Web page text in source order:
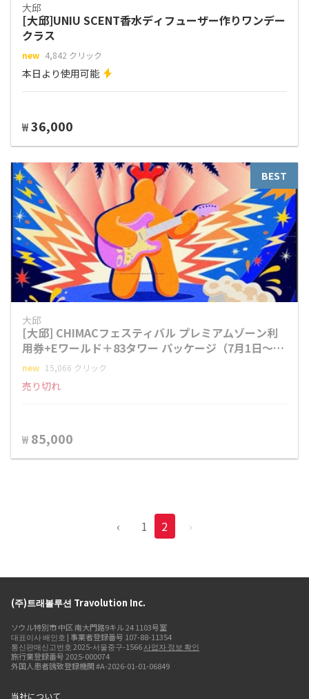
大邱
[大邱]UNIU SCENT香水ディフューザー作りワンデー
クラス
new 4,842 クリック
本日より使用可能
₩36,000
BEST
大邱
[大邱] CHIMACフェスティバル プレミアムゾーン利
用券+Eワールド＋83タワー パッケージ（7月1日～5
日）
new 15,066 クリック
売り切れ
₩ 85,000
‹ 1 2 ›
(주)트래볼루션 Travolution Inc.
ソウル特別市 中区 南大門路9キル 24 1103号室
대표이사 배인호 | 事業者登録番号 107-88-11354
통신판매신고번호 2025-서울중구-1566사업자 정보 확인
旅行業登録番号 2025-000074
外国人患者誘致登録機関 #A-2026-01-01-06849
当社について